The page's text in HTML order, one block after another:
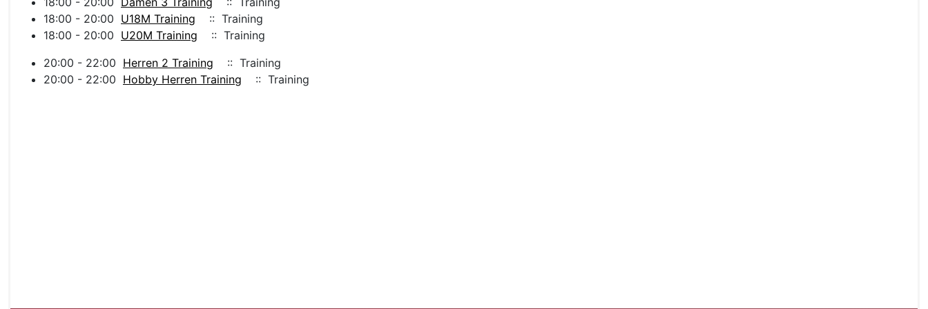
18:00 - 20:00 U18M Training
:: Training
18:00 - 20:00 U20M Training
:: Training
20:00 - 22:00 Herren 2 Training
:: Training
20:00 - 22:00 Hobby Herren Training :: Training